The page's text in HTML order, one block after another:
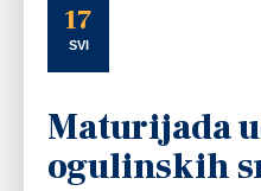
17
SVI
Maturijada
ogulinskih